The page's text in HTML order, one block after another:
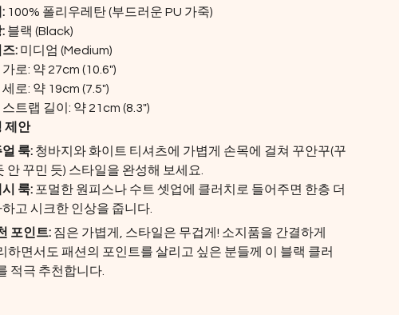
100% 폴리우레탄 (부드러운 PU 가죽)
블랙 (Black)
: 미디엄 (Medium)
가로: 약 27cm (10.6")
세로: 약 19cm (7.5")
스트랩 길이: 약 21cm (8.3")
제안
룩: 청바지와 화이트 티셔츠에 가볍게 손목에 걸쳐 꾸안꾸(꾸
안 꾸민 듯) 스타일을 완성해 보세요.
룩: 포멀한 원피스나 수트 셋업에 클러치로 들어주면 한층 더
고 시크한 인상을 줍니다.
포인트: 짐은 가볍게, 스타일은 무겁게! 소지품을 간결하게
하면서도 패션의 포인트를 살리고 싶은 분들께 이 블랙 클러
적극 추천합니다.